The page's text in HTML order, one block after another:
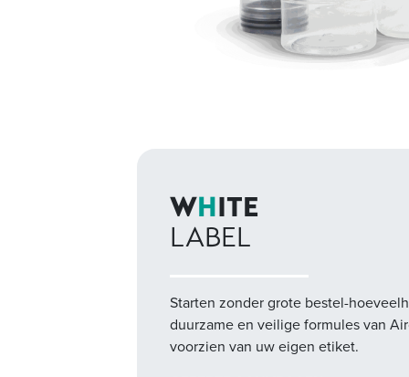
WHITE
LABEL
Starten zonder grote bestel-
duurzame en veilige formules van
voorzien van uw eigen etiket.